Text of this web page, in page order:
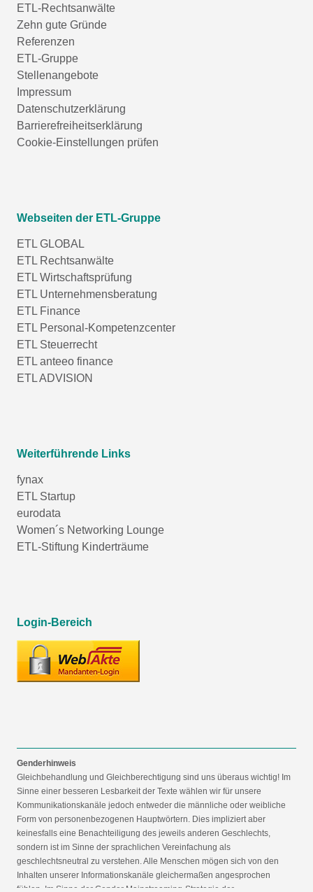
ETL-Rechtsanwälte
Zehn gute Gründe
Referenzen
ETL-Gruppe
Stellenangebote
Impressum
Datenschutzerklärung
Barrierefreiheitserklärung
Cookie-Einstellungen prüfen
Webseiten der ETL-Gruppe
ETL GLOBAL
ETL Rechtsanwälte
ETL Wirtschaftsprüfung
ETL Unternehmensberatung
ETL Finance
ETL Personal-Kompetenzcenter
ETL Steuerrecht
ETL anteeo finance
ETL ADVISION
Weiterführende Links
fynax
ETL Startup
eurodata
Women´s Networking Lounge
ETL-Stiftung Kinderträume
Login-Bereich
Genderhinweis
Gleichbehandlung und Gleichberechtigung sind uns überaus wichtig! Im
Sinne einer besseren Lesbarkeit der Texte wählen wir für unsere
Kommunikationskanäle jedoch entweder die männliche oder weibliche
Form von personenbezogenen Hauptwörtern. Dies impliziert aber
keinesfalls eine Benachteiligung des jeweils anderen Geschlechts,
sondern ist im Sinne der sprachlichen Vereinfachung als
geschlechtsneutral zu verstehen. Alle Menschen mögen sich von den
Inhalten unserer Informationskanäle gleichermaßen angesprochen
fühlen. Im Sinne der Gender Mainstreaming-Strategie der